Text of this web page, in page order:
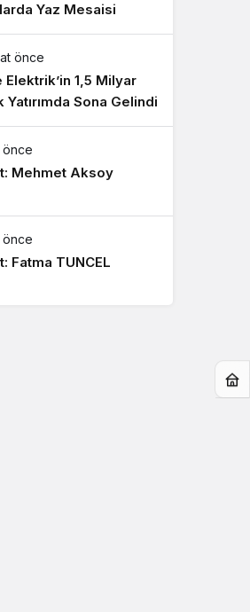
Yaz Mesaisi
önce
Elektrik’in 1,5 Milyar
Yatırımda Sona Gelindi
önce
Mehmet Aksoy
önce
Fatma TUNCEL